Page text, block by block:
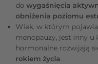
do wygaśnięcia
obniżenia poziomu
Wiek, w którym
menopauzy, jest inny u
hormonalne rozwijają
rokiem życia.